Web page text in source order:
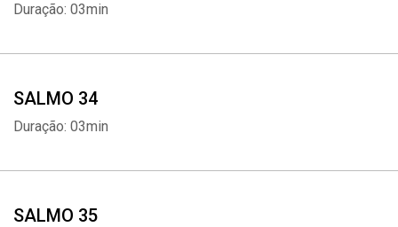
Duração: 03min
SALMO 34
Duração: 03min
SALMO 35